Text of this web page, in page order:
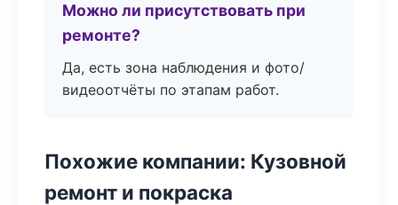
Можно ли присутствовать при
ремонте?
Да, есть зона наблюдения и фото/
видеоотчёты по этапам работ.
Похожие компании: Кузовной
ремонт и покраска